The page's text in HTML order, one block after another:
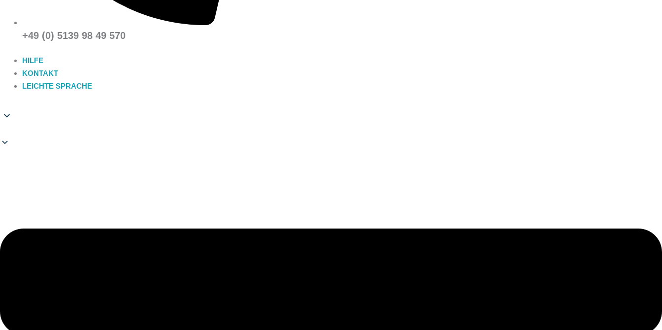
+49 (0) 5139 98 49 570
HILFE
KONTAKT
LEICHTE SPRACHE